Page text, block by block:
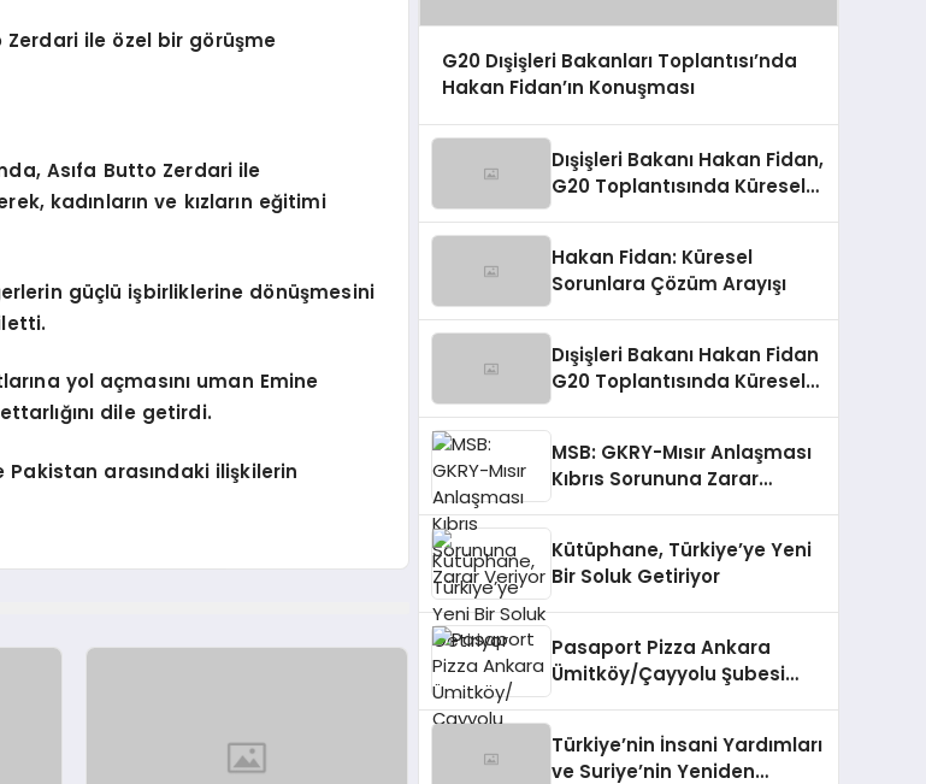
Zerdari ile özel bir görüşme
Asıfa Butto Zerdari ile
kadınların ve kızların eğitimi
güçlü işbirliklerine dönüşmesini
yol açmasını uman Emine
dile getirdi.
Pakistan arasındaki ilişkilerin
G20 Dışişleri Bakanları Toplantısı’nda
Hakan Fidan’ın Konuşması
Dışişleri Bakanı Hakan Fidan,
G20 Toplantısında Küresel
Hakan Fidan: Küresel
Sorunlara Çözüm Arayışı
Dışişleri Bakanı Hakan Fidan
G20 Toplantısında Küresel
MSB: GKRY-Mısır Anlaşması
Kıbrıs Sorununa Zarar
Kütüphane, Türkiye’ye Yeni
Bir Soluk Getiriyor
Pasaport Pizza Ankara
Ümitköy/Çayyolu Şubesi
Türkiye’nin İnsani Yardımları
ve Suriye’nin Yeniden